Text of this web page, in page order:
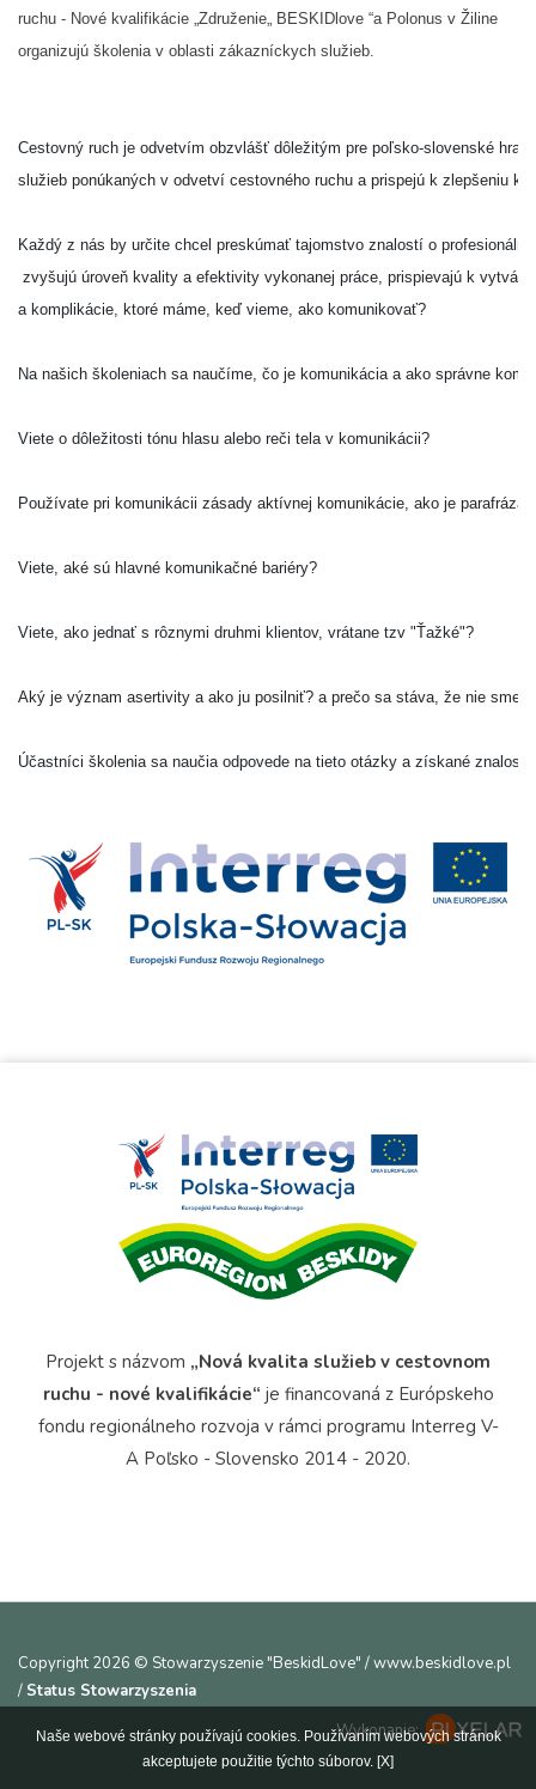
ruchu - Nové kvalifikácie „Združenie„ BESKIDlove “a Polonus v Žiline
organizujú školenia v oblasti zákazníckych služieb.
Cestovný ruch je odvetvím obzvlášť dôležitým pre poľsko-slovenské
služieb ponúkaných v odvetví cestovného ruchu a prispejú k zlepšeniu
Každý z nás by určite chcel preskúmať tajomstvo znalostí o
zvyšujú úroveň kvality a efektivity vykonanej práce, prispievajú k
a komplikácie, ktoré máme, keď vieme, ako komunikovať?
Na našich školeniach sa naučíme, čo je komunikácia a ako správne
Viete o dôležitosti tónu hlasu alebo reči tela v komunikácii?
Používate pri komunikácii zásady aktívnej komunikácie, ako je
Viete, aké sú hlavné komunikačné bariéry?
Viete, ako jednať s rôznymi druhmi klientov, vrátane tzv "Ťažké"?
Aký je význam asertivity a ako ju posilniť? a prečo sa stáva, že nie sme
Účastníci školenia sa naučia odpovede na tieto otázky a získané
Projekt s názvom „Nová kvalita služieb v cestovnom
ruchu - nové kvalifikácie“ je financovaná z Európskeho
fondu regionálneho rozvoja v rámci programu Interreg V-
A Poľsko - Slovensko 2014 - 2020.
Copyright 2026 © Stowarzyszenie "BeskidLove" / www.beskidlove.pl
/ Status Stowarzyszenia
Wykonanie:
Naše webové stránky používajú cookies. Používaním webových stránok
akceptujete použitie týchto súborov. [X]